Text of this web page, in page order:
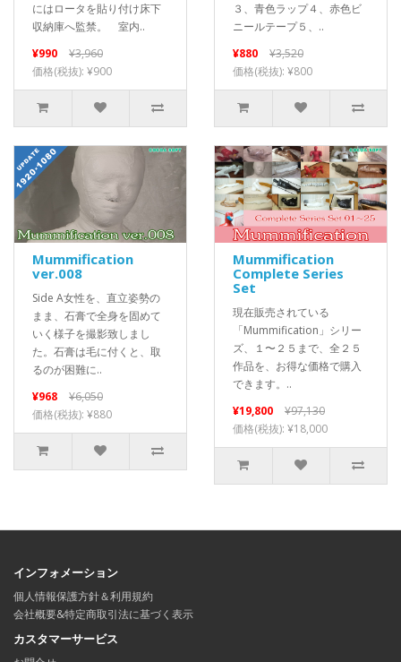
にはロータを貼り付け床下
収納庫へ監禁。 室内..
¥990
¥3,960
価格(税抜): ¥900
３、青色ラップ４、赤色ビ
ニールテープ５、..
¥880
¥3,520
価格(税抜): ¥800
Mummification
ver.008
Side A女性を、直立姿勢の
まま、石膏で全身を固めて
いく様子を撮影致しまし
た。石膏は毛に付くと、取
るのが困難に..
¥968
¥6,050
価格(税抜): ¥880
Mummification
Complete Series
Set
現在販売されている
「Mummification」シリー
ズ、１〜２５まで、全２５
作品を、お得な価格で購入
できます。..
¥19,800
¥97,130
価格(税抜): ¥18,000
インフォメーション
個人情報保護方針＆利用規約
会社概要&特定商取引法に基づく表示
カスタマーサービス